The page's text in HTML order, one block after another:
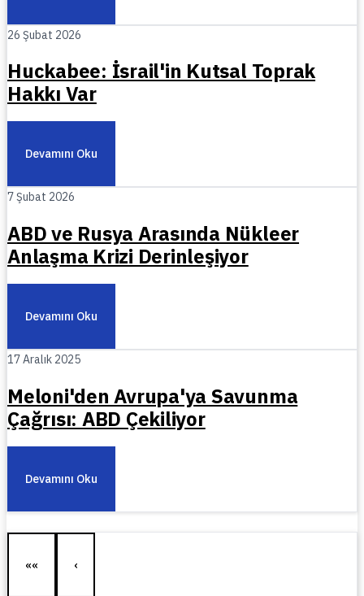
26 Şubat 2026
Huckabee: İsrail'in Kutsal Toprak
Hakkı Var
Devamını Oku
7 Şubat 2026
ABD ve Rusya Arasında Nükleer
Anlaşma Krizi Derinleşiyor
Devamını Oku
17 Aralık 2025
Meloni'den Avrupa'ya Savunma
Çağrısı: ABD Çekiliyor
Devamını Oku
«« ‹